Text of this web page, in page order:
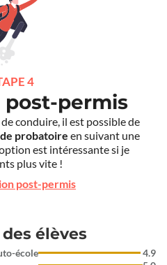
4
post-permis
conduire, il est possible de
probatoire en suivant une
est intéressante si je
plus vite !
post-permis
élèves
école
4.9